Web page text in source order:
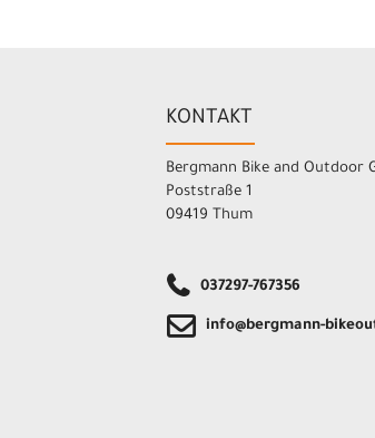
KONTAKT
Bergmann Bike and Outdoor
Poststraße 1
09419 Thum
037297-767356
info@bergmann-